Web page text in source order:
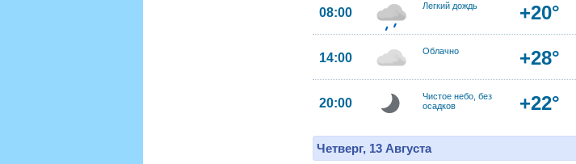
08:00 Легкий дождь +20°
14:00 Облачно +28°
20:00
Чистое небо, без
осадков
+22°
Четверг, 13 Августа